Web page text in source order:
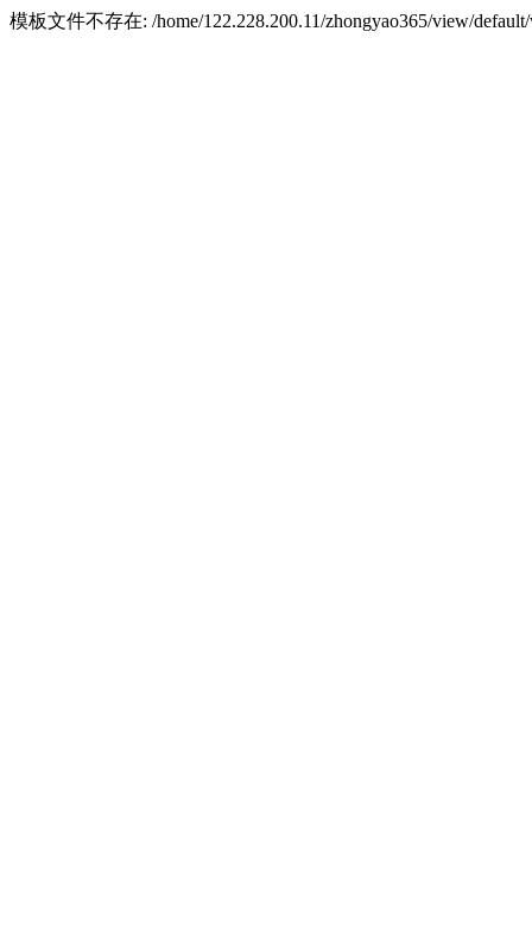
模板文件不存在: /home/122.228.200.11/zhongyao365/view/default/